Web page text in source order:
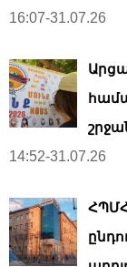
16:07-31.07.26
14:52-31.07.26